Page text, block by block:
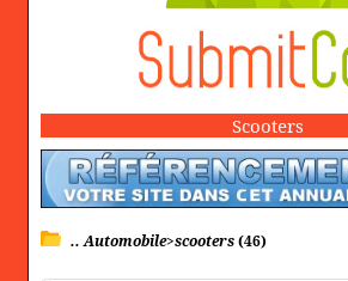
Scooters
.. Automobile>scooters(46)